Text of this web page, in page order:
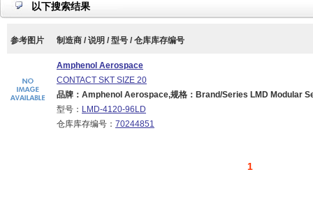
以下搜索结果
参考图片 制造商 / 说明 / 型号 / 仓库库存编号
Amphenol Aerospace
CONTACT SKT SIZE 20
品牌：Amphenol Aerospace,规格：Brand/Series LMD Modular
型号： LMD-4120-96LD
仓库库存编号： 70244851
1